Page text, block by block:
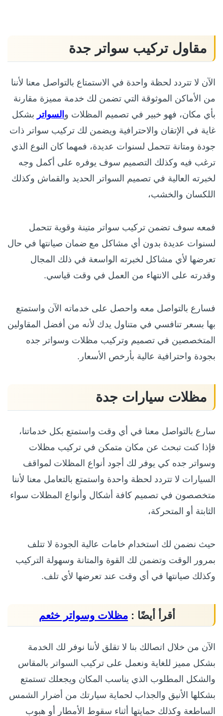
مقاول تركيب سواتر جدة
الآن لا تتردد لحظة واحدة في الاستمتاع بالتواصل معنا لأننا
من الأماكن الموثوقة التي تضمن لك خدمة مميزة مقارنة
بأي مكان، فهو خبير في تصميم المظلات و السواتر بشكل
غاية في الإتقان والاحترافية ويضمن لك تركيب سواتر ذات
جودة ومتانة تتحمل لسنوات عديدة، فمهما كان النوع الذي
ترغب فيه وكذلك التصميم سوف يوفره على أكمل وجه
لخبرته العالية في تصميم السواتر الحديد والقماش وكذلك
اللكسان والخشب،
فمعه سوف تضمن تركيب سواتر متينة وقوية تتحمل
لسنوات عديدة بدون أي مشاكل مع ضمان صيانتها في حال
تعرضها لأي مشاكل لخبرته الواسعة في ذلك المجال
وقدرته على الانتهاء من العمل في وقت قياسي.
فسارع بالتواصل معه واحصل على خدماته الآن واستمتع
بها بسعر تنافسي في متناول يدك لأنه من أفضل المقاولين
المتخصصين في تصميم وتركيب مظلات وسواتر جده
بجودة واحترافية عالية بأرخص الأسعار.
مظلات سيارات جدة
سارع بالتواصل معنا في أي وقت واستمتع بكل خدماتنا،
فإذا كنت تبحث عن مكان متمكن في تركيب مظلات
وسواتر جده كي يوفر لك أجود أنواع المظلات لمواقف
السيارات لا تتردد لحظة واحدة واستمتع بالتعامل معنا لأننا
متخصصون في تصميم كافة أشكال وأنواع المظلات سواء
الثابتة أو المتحركة،
حيث نضمن لك استخدام خامات عالية الجودة لا تتلف
بمرور الوقت وتضمن لك القوة والمتانة وسهولة التركيب
وكذلك صيانتها في أي وقت عند تعرضها لأي تلف.
أقرأ أيضًا : مظلات وسواتر خثعم
الآن من خلال اتصالك بنا لا تقلق لأننا نوفر لك الخدمة
بشكل مميز للغاية ونعمل على تركيب السواتر بالمقاس
والشكل المطلوب الذي يناسب المكان ويجعلك تستمتع
بشكلها الأنيق والجذاب لحماية سيارتك من أضرار الشمس
الساطعة وكذلك حمايتها أثناء سقوط الأمطار أو هبوب